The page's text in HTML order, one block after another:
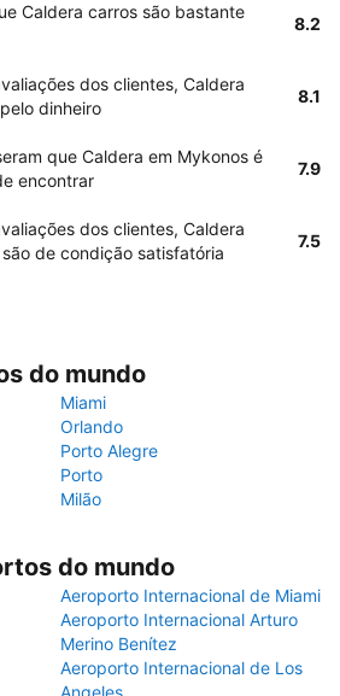
Caldera carros são bastante
8.2
dos clientes, Caldera
dinheiro
8.1
que Caldera em Mykonos é
encontrar
7.9
dos clientes, Caldera
de condição satisfatória
7.5
do mundo
Miami
Orlando
Porto Alegre
Porto
Milão
do mundo
Aeroporto Internacional de Miami
Aeroporto Internacional Arturo
Merino Benítez
Aeroporto Internacional de Los
Angeles